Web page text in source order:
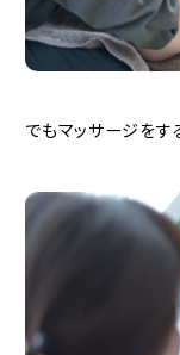
でもマッサージをす